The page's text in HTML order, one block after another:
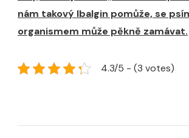
nám takový Ibalgin pomůže, se
organismem může pěkně zamávat.
4.3/5 - (3 votes)